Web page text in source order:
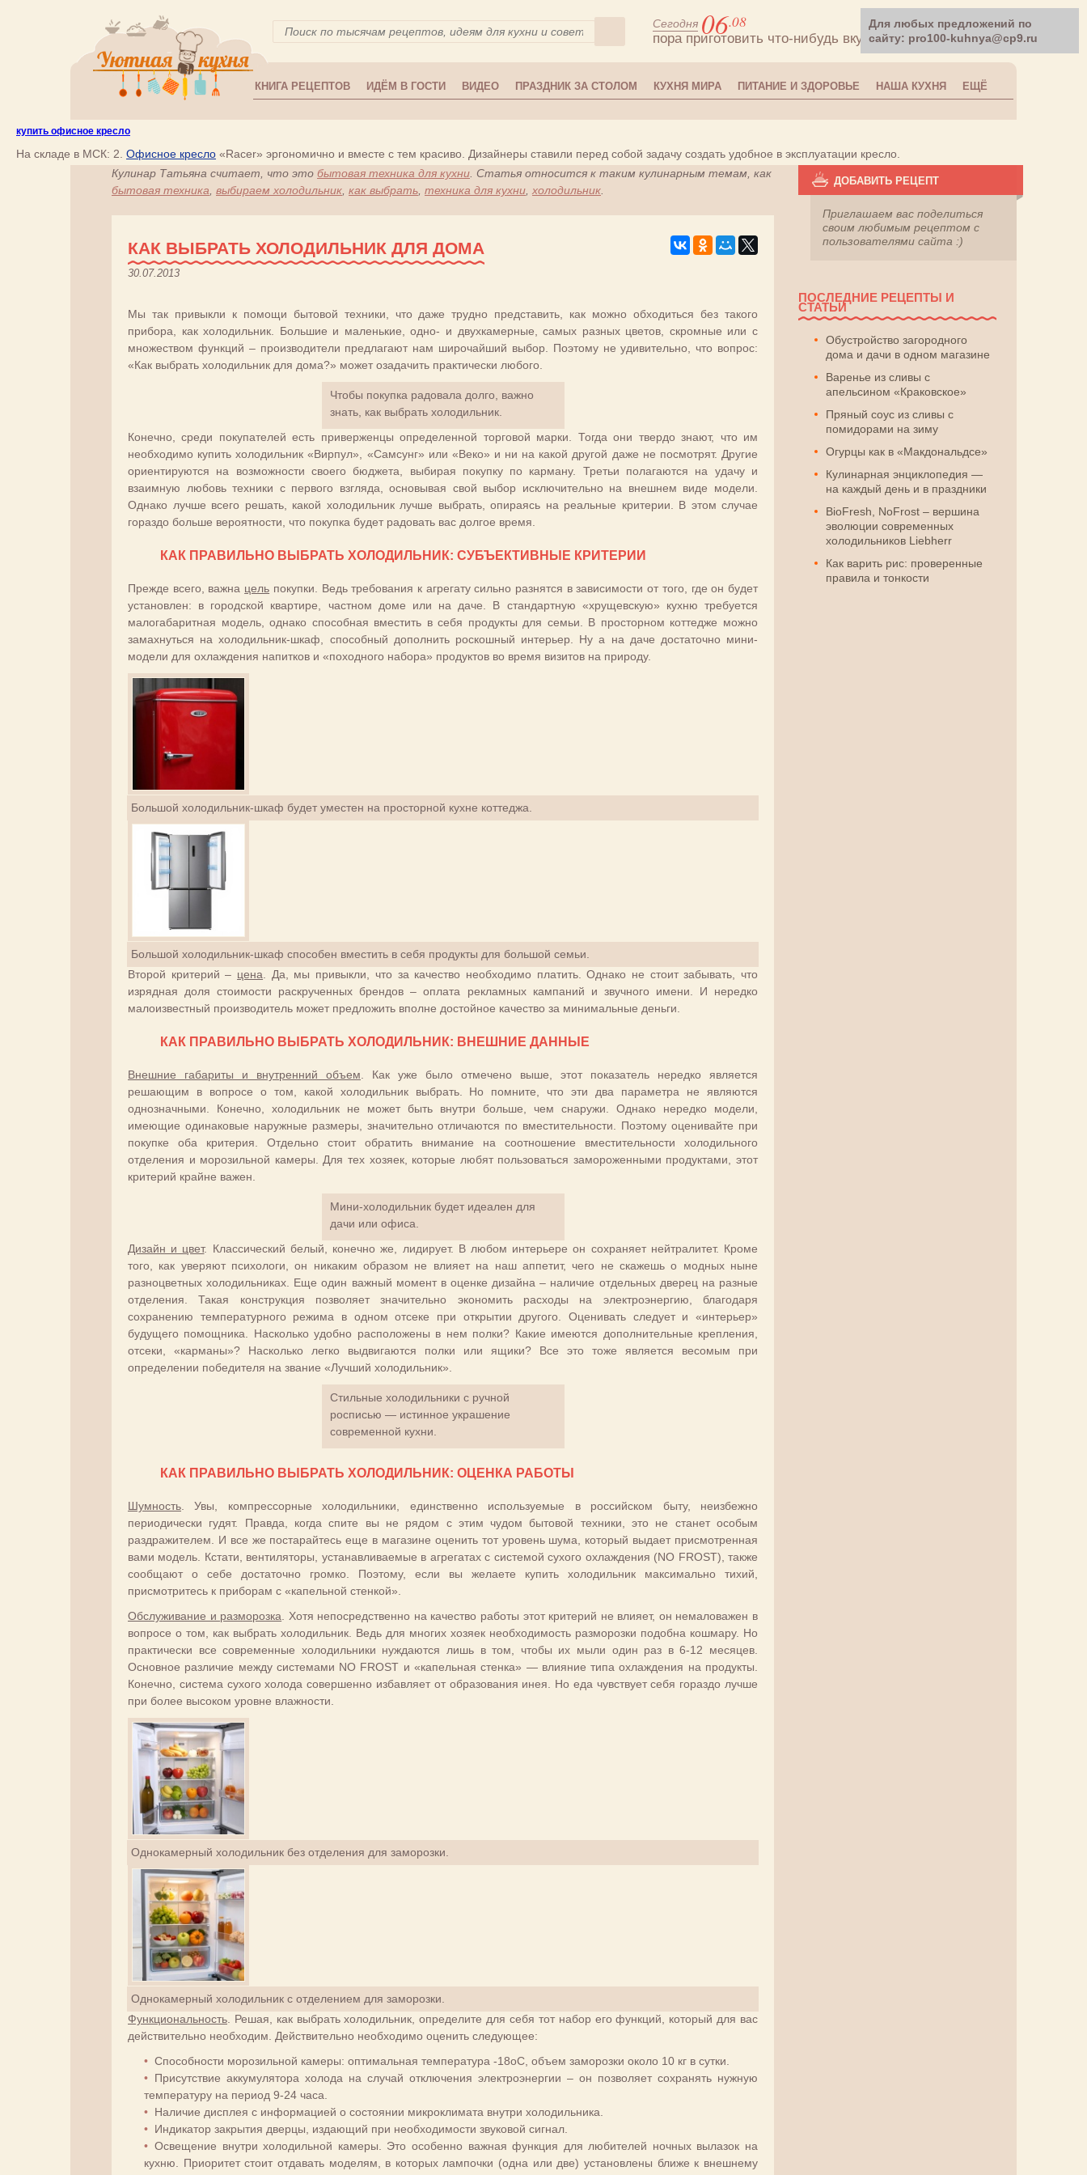
Сегодня 06.08
пора приготовить что-нибудь вкусненькое!
КНИГА РЕЦЕПТОВ ИДЁМ В ГОСТИ ВИДЕО ПРАЗДНИК ЗА СТОЛОМ КУХНЯ МИРА ПИТАНИЕ И ЗДОРОВЬЕ НАША КУХНЯ ЕЩЁ
купить офисное кресло
На складе в МСК: 2. Офисное кресло «Racer» эргономично и вместе с тем красиво. Дизайнеры ставили перед собой задачу создать удобное в эксплуатации кресло.
Кулинар Татьяна считает, что это бытовая техника для кухни . Статья относится к таким кулинарным темам, как
бытовая техника выбираем холодильник как выбрать техника для кухни холодильник
КАК ВЫБРАТЬ ХОЛОДИЛЬНИК ДЛЯ ДОМА
30.07.2013
Мы так привыкли к помощи бытовой техники, что даже трудно представить, как можно обходиться без такого
прибора, как холодильник. Большие и маленькие, одно- и двухкамерные, самых разных цветов, скромные или с
множеством функций – производители предлагают нам широчайший выбор. Поэтому не удивительно, что вопрос:
«Как выбрать холодильник для дома?» может озадачить практически любого.
Чтобы покупка радовала долго, важно
знать, как выбрать холодильник.
Конечно, среди покупателей есть приверженцы определенной торговой марки. Тогда они твердо знают, что им
необходимо купить холодильник «Вирпул», «Самсунг» или «Веко» и ни на какой другой даже не посмотрят. Другие
ориентируются на возможности своего бюджета, выбирая покупку по карману. Третьи полагаются на удачу и
взаимную любовь техники с первого взгляда, основывая свой выбор исключительно на внешнем виде модели.
Однако лучше всего решать, какой холодильник лучше выбрать, опираясь на реальные критерии. В этом случае
гораздо больше вероятности, что покупка будет радовать вас долгое время.
КАК ПРАВИЛЬНО ВЫБРАТЬ ХОЛОДИЛЬНИК: СУБЪЕКТИВНЫЕ КРИТЕРИИ
Прежде всего, важна цель покупки. Ведь требования к агрегату сильно разнятся в зависимости от того, где он будет
установлен: в городской квартире, частном доме или на даче. В стандартную «хрущевскую» кухню требуется
малогабаритная модель, однако способная вместить в себя продукты для семьи. В просторном коттедже можно
замахнуться на холодильник-шкаф, способный дополнить роскошный интерьер. Ну а на даче достаточно мини-
модели для охлаждения напитков и «походного набора» продуктов во время визитов на природу.
Большой холодильник-шкаф будет уместен на просторной кухне коттеджа.
Большой холодильник-шкаф способен вместить в себя продукты для большой семьи.
Второй критерий – цена . Да, мы привыкли, что за качество необходимо платить. Однако не стоит забывать, что
изрядная доля стоимости раскрученных брендов – оплата рекламных кампаний и звучного имени. И нередко
малоизвестный производитель может предложить вполне достойное качество за минимальные деньги.
КАК ПРАВИЛЬНО ВЫБРАТЬ ХОЛОДИЛЬНИК: ВНЕШНИЕ ДАННЫЕ
Внешние габариты и внутренний объем . Как уже было отмечено выше, этот показатель нередко является
решающим в вопросе о том, какой холодильник выбрать. Но помните, что эти два параметра не являются
однозначными. Конечно, холодильник не может быть внутри больше, чем снаружи. Однако нередко модели,
имеющие одинаковые наружные размеры, значительно отличаются по вместительности. Поэтому оценивайте при
покупке оба критерия. Отдельно стоит обратить внимание на соотношение вместительности холодильного
отделения и морозильной камеры. Для тех хозяек, которые любят пользоваться замороженными продуктами, этот
критерий крайне важен.
Мини-холодильник будет идеален для
дачи или офиса.
Дизайн и цвет. Классический белый, конечно же, лидирует. В любом интерьере он сохраняет нейтралитет. Кроме
того, как уверяют психологи, он никаким образом не влияет на наш аппетит, чего не скажешь о модных ныне
разноцветных холодильниках. Еще один важный момент в оценке дизайна – наличие отдельных дверец на разные
отделения. Такая конструкция позволяет значительно экономить расходы на электроэнергию, благодаря
сохранению температурного режима в одном отсеке при открытии другого. Оценивать следует и «интерьер»
будущего помощника. Насколько удобно расположены в нем полки? Какие имеются дополнительные крепления,
отсеки, «карманы»? Насколько легко выдвигаются полки или ящики? Все это тоже является весомым при
определении победителя на звание «Лучший холодильник».
Стильные холодильники с ручной
росписью — истинное украшение
современной кухни.
КАК ПРАВИЛЬНО ВЫБРАТЬ ХОЛОДИЛЬНИК: ОЦЕНКА РАБОТЫ
Шумность . Увы, компрессорные холодильники, единственно используемые в российском быту, неизбежно
периодически гудят. Правда, когда спите вы не рядом с этим чудом бытовой техники, это не станет особым
раздражителем. И все же постарайтесь еще в магазине оценить тот уровень шума, который выдает присмотренная
вами модель. Кстати, вентиляторы, устанавливаемые в агрегатах с системой сухого охлаждения (NO FROST), также
сообщают о себе достаточно громко. Поэтому, если вы желаете купить холодильник максимально тихий,
присмотритесь к приборам с «капельной стенкой».
Обслуживание и разморозка . Хотя непосредственно на качество работы этот критерий не влияет, он немаловажен в
вопросе о том, как выбрать холодильник. Ведь для многих хозяек необходимость разморозки подобна кошмару. Но
практически все современные холодильники нуждаются лишь в том, чтобы их мыли один раз в 6-12 месяцев.
Основное различие между системами NO FROST и «капельная стенка» — влияние типа охлаждения на продукты.
Конечно, система сухого холода совершенно избавляет от образования инея. Но еда чувствует себя гораздо лучше
при более высоком уровне влажности.
Однокамерный холодильник без отделения для заморозки.
Однокамерный холодильник с отделением для заморозки.
Функциональность . Решая, как выбрать холодильник, определите для себя тот набор его функций, который для вас
действительно необходим. Действительно необходимо оценить следующее:
Способности морозильной камеры: оптимальная температура -18оС, объем заморозки около 10 кг в сутки.
Присутствие аккумулятора холода на случай отключения электроэнергии – он позволяет сохранять нужную
температуру на период 9-24 часа.
Наличие дисплея с информацией о состоянии микроклимата внутри холодильника.
Индикатор закрытия дверцы, издающий при необходимости звуковой сигнал.
Освещение внутри холодильной камеры. Это особенно важная функция для любителей ночных вылазок на
кухню. Приоритет стоит отдавать моделям, в которых лампочки (одна или две) установлены ближе к внешнему
ДОБАВИТЬ РЕЦЕПТ
Приглашаем вас поделиться
своим любимым рецептом с
пользователями сайта :)
ПОСЛЕДНИЕ РЕЦЕПТЫ И
СТАТЬИ
Обустройство загородного
дома и дачи в одном магазине
Варенье из сливы с
апельсином «Краковское»
Пряный соус из сливы с
помидорами на зиму
Огурцы как в «Макдональдсе»
Кулинарная энциклопедия —
на каждый день и в праздники
BioFresh, NoFrost – вершина
эволюции современных
холодильников Liebherr
Как варить рис: проверенные
правила и тонкости
Для любых предложений по
сайту: pro100-kuhnya@cp9.ru